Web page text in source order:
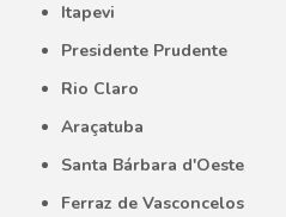
Itapevi
Presidente Prudente
Rio Claro
Araçatuba
Santa Bárbara d'Oeste
Ferraz de Vasconcelos